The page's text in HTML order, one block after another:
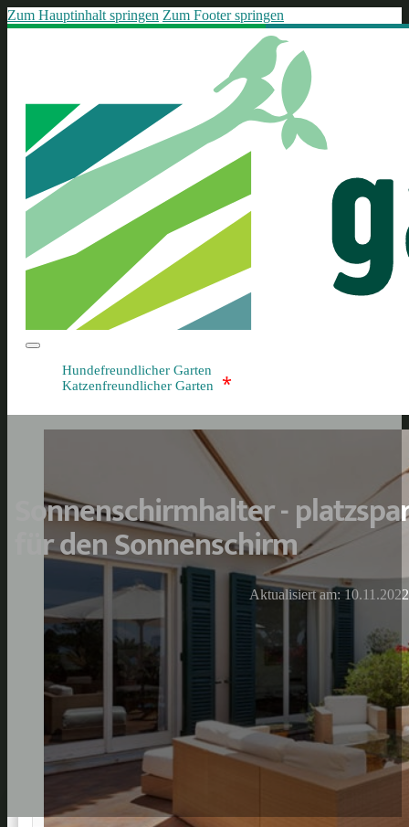
Zum Hauptinhalt springen Zum Footer springen
Hundefreundlicher Garten
Katzenfreundlicher Garten
*
Sonnenschirmhalter -
für den Sonnenschirm
Aktualisiert am: 10.11.2022